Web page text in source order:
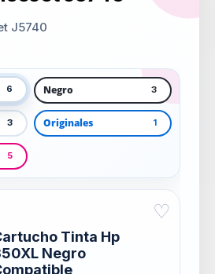
J5740
6 Negro 3
3 Originales 1
5
♡
Tinta Hp
Negro